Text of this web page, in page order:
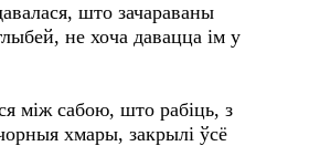
што зачараваны
не хоча давацца ім у
між сабою, што рабіць, з
хмары, закрылі ўсё